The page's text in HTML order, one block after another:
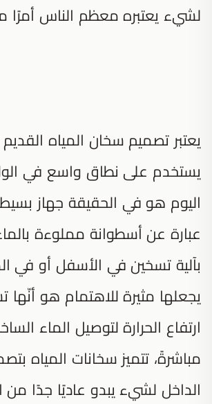
لشيء يعتبره معظم الناس أمرًا
يعتبر تصميم سخان المياه
يستخدم على نطاق واسع في
اليوم هو في الحقيقة جهاز
عبارة عن أسطوانة مملوءة
بآلية تسخين في الأسفل أو في
يجعلها مثيرة للاهتمام هو أنّها
ارتفاع الحرارة لتوصيل الماء
مباشرةً، تتميز سخانات المياه
الداخل لشيء يبدو عاديًا جدًا من